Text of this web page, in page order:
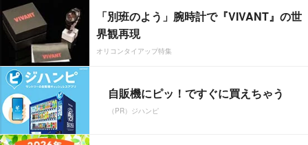
「別班のよう」腕時計で『VIVANT』の世
界観再現
オリコンタイアップ特集
自販機にピッ！ですぐに買えちゃう
（PR）ジハンピ